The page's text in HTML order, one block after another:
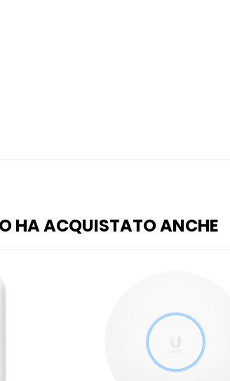
HA ACQUISTATO ANCHE